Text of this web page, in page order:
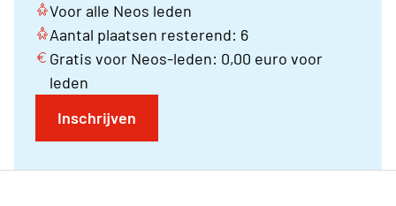
Voor alle Neos leden
Aantal plaatsen resterend: 6
Gratis voor Neos-leden: 0,00 euro voor
leden
Inschrijven